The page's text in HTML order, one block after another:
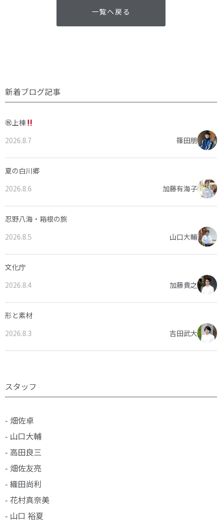
一覧へ戻る
新着ブログ記事
㊗上棟
2026.8.7
篠田朋
夏の白川郷
2026.8.6
加藤有海子
忍野八海・箱根の旅
2026.8.5
山口大輔
文化庁
2026.8.4
加藤貴之
形と素材
2026.8.3
吉田武大
スタッフ
- 畑佐卓
- 山口大輔
- 高田良三
- 畑佐友亮
- 織田尚利
- 花村真奈美
- 山口 裕夏